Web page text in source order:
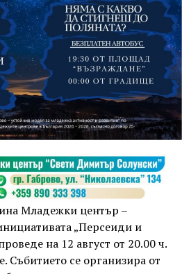
са предвидили
и за здраво тяло.
и йога Йоанна Петрова
за добрия тонус с групова
а след това ще има мозъчна
обща култура. Вечерта ще
на новия български
за начинаещи“ – в парка,
небе.
Младежки център –
„Персеиди и
на 12 август от 20.00 ч.
Събитието се организира от